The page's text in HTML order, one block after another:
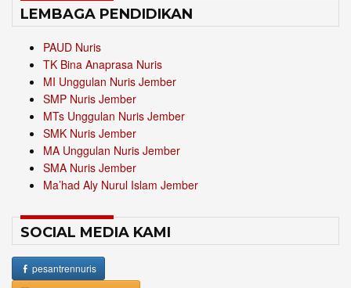
LEMBAGA PENDIDIKAN
PAUD Nuris
TK Bina Anaprasa Nuris
MI Unggulan Nuris Jember
SMP Nuris Jember
MTs Unggulan Nuris Jember
SMK Nuris Jember
MA Unggulan Nuris Jember
SMA Nuris Jember
Ma’had Aly Nurul Islam Jember
SOCIAL MEDIA KAMI
pesantrennuris